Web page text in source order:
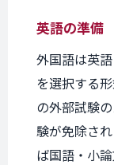
英語の準備
外国語は英
を選択する
の外部試験
験が免除さ
ば国語・小